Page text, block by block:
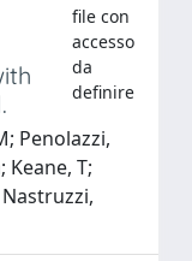
file con
accesso
da
definire
Penolazzi,
T;